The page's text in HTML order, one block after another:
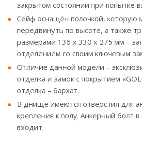
закрытом состоянии при попытке
Сейф оснащён полочкой, которую
передвинуть по высоте, а также
размерами 136 х 330 х 275 мм –
отделением со своим ключевым
Отличие данной модели –
отделка и замок с покрытием
отделка – бархат.
В днище имеются отверстия для
крепления к полу. Анкерный болт в
входит.